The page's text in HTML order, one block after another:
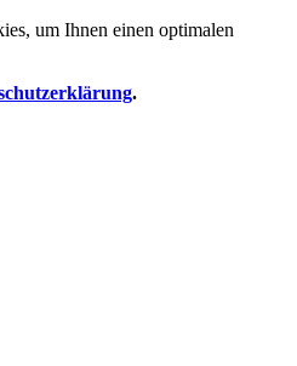
, um Ihnen einen optimalen
.